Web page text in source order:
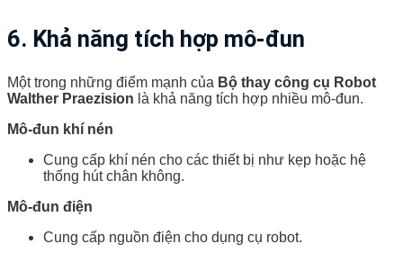
6. Khả năng tích hợp mô-đun
Một trong những điểm mạnh của Bộ thay công cụ Robot
Walther Praezision là khả năng tích hợp nhiều mô-đun.
Mô-đun khí nén
Cung cấp khí nén cho các thiết bị như kẹp hoặc hệ
thống hút chân không.
Mô-đun điện
Cung cấp nguồn điện cho dụng cụ robot.